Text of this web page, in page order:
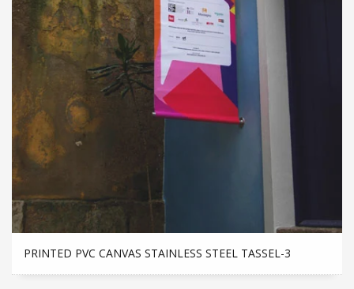
PRINTED PVC CANVAS STAINLESS STEEL TASSEL-3